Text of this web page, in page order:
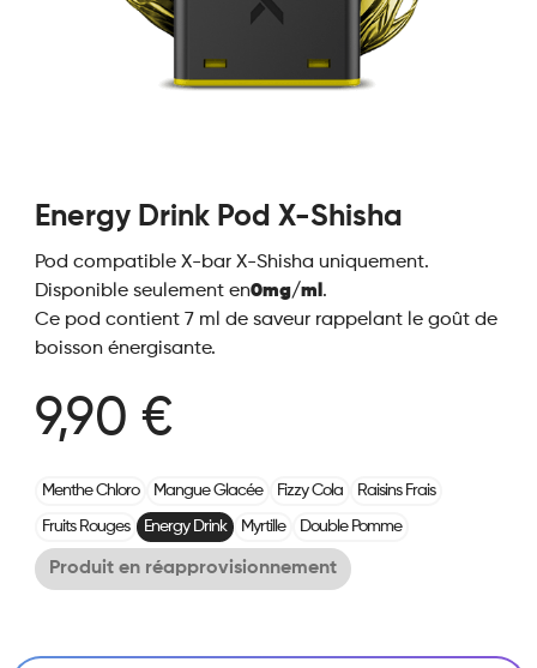
MON COMPTE
Energy Drink Pod X-Shisha
Pod compatible X-bar X-Shisha uniquement.
Disponible seulement en0mg/ml .
Ce pod contient 7 ml de saveur rappelant le goût de
boisson énergisante.
9,90 €
Menthe Chloro Mangue Glacée Fizzy Cola Raisins Frais
Fruits Rouges Energy Drink Myrtille Double Pomme
Produit en réapprovisionnement